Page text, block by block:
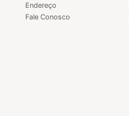
Endereço
Fale Conosco